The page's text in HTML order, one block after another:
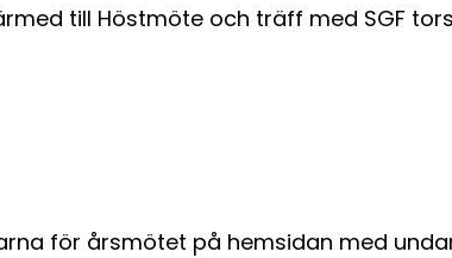
till Höstmöte och träff med SGF
för årsmötet på hemsidan med